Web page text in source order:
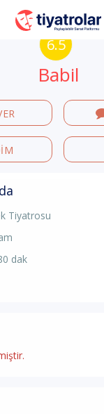
6.5
Babil
Tiyatrosu
dak